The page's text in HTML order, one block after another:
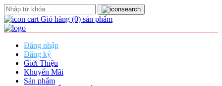
Giỏ hàng (0) sản phẩm
Đăng nhập
Đăng ký
Giới Thiệu
Khuyến Mãi
Sản phẩm